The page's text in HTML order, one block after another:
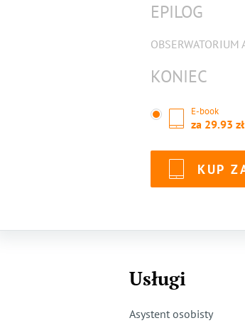
EPILOG
KONIEC
E-book
za 29.93
KUP
Usługi
Asystent osobisty